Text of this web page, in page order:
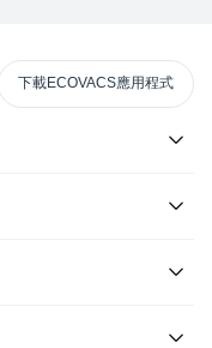
下載ECOVACS應用程式